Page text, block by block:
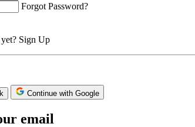
Forgot Password?
Sign Up
Continue with Google
email